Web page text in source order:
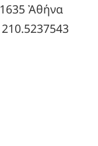
Ἀθήνα